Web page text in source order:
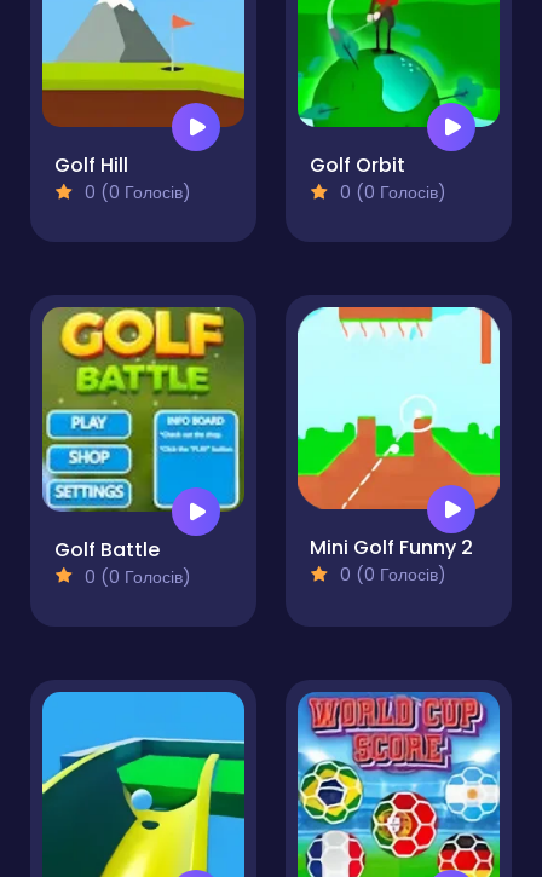
Golf Hill
0 (0 Голосів)
Golf Orbit
0 (0 Голосів)
Golf Battle
0 (0 Голосів)
Mini Golf Funny 2
0 (0 Голосів)